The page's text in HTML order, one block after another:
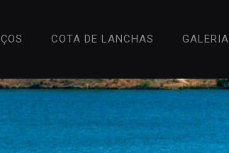
COTA DE LANCHAS GALERIA